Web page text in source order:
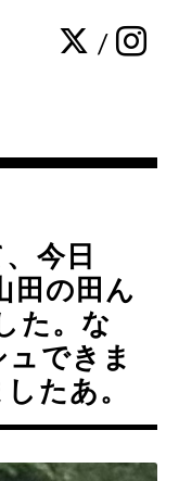
/
今日
田の田ん
た。な
できま
たあ。